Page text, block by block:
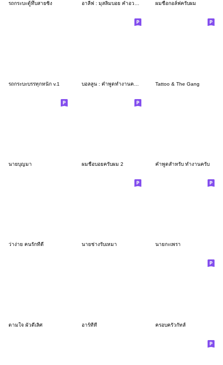
รถกระบะตู้ทึบสายซิ่ง อาลีฟ : มุสลิมบอย คำอวยพรดีๆ ผมชื่อกอล์ฟครับผม
รถกระบะบรรทุกหนัก v.1 Tattoo & The Gang
นายบุญมา ผมชื่อบอยครับผม 2 คำพูดสำหรับ ทำงานครับ
ว่าง่าย คนรักที่ดี นายช่างรับเหมา นายกะเพรา
ตามใจ ผัวดีเลิศ อาร์ทีที ครอบครัวกัทส์